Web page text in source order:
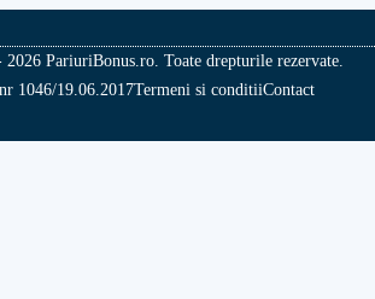
PariuriBonus.ro. Toate drepturile rezervate.
1046/19.06.2017Termeni si conditiiContact